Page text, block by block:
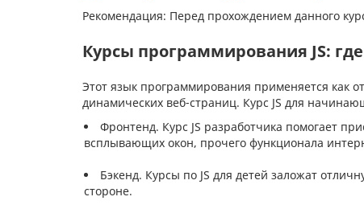
Рекомендация: Перед прохождением данного
Курсы программирования JS:
Этот язык программирования применяется как
динамических веб-страниц. Курс JS для
Фронтенд. Курс JS разработчика помогает
всплывающих окон, прочего функционала
Бэкенд. Курсы по JS для детей заложат
стороне.